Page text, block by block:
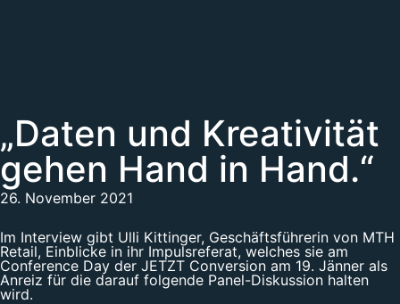
„Daten und Kreativität
gehen Hand in Hand.“
26. November 2021
Im Interview gibt Ulli Kittinger, Geschäftsführerin von MTH
Retail, Einblicke in ihr Impulsreferat, welches sie am
Conference Day der JETZT Conversion am 19. Jänner als
Anreiz für die darauf folgende Panel-Diskussion halten
wird.